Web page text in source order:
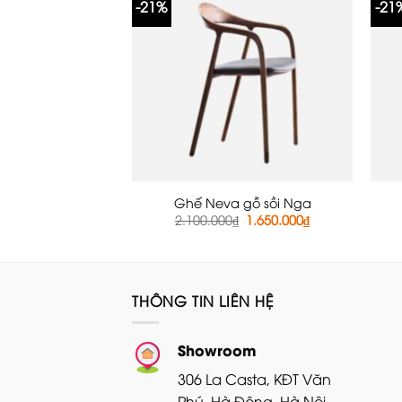
-21%
Ghế Neva gỗ sồi Nga
2.100.000₫ Giá
gốc
1.650.000₫Giá
hiện
-
THÔNG TIN LIÊN HỆ
Showroom
306 La Casta, KĐT Văn